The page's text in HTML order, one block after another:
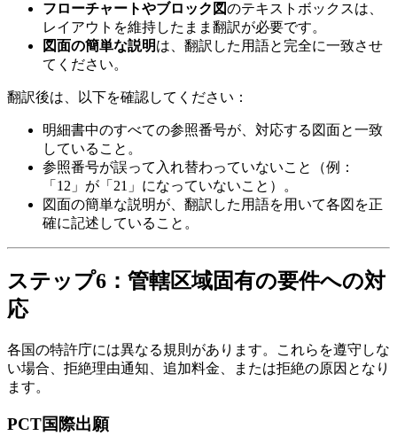
フローチャートやブロック図のテキストボックスは、
レイアウトを維持したまま翻訳が必要です。
図面の簡単な説明は、翻訳した用語と完全に一致させ
てください。
翻訳後は、以下を確認してください：
明細書中のすべての参照番号が、対応する図面と一致
していること。
参照番号が誤って入れ替わっていないこと（例：
「12」が「21」になっていないこと）。
図面の簡単な説明が、翻訳した用語を用いて各図を正
確に記述していること。
ステップ6：管轄区域固有の要件への対
応
各国の特許庁には異なる規則があります。これらを遵守しな
い場合、拒絶理由通知、追加料金、または拒絶の原因となり
ます。
PCT国際出願